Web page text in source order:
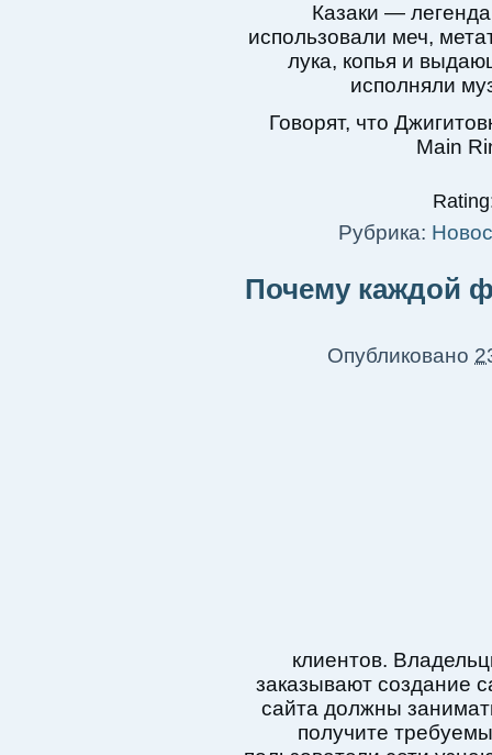
Казаки —
использовали меч,
лука, копья и
исполняли
Говорят, что
Main
Рубрика:
Почему каждой
Опубликовано
клиентов.
заказывают создание
сайта должны
получите